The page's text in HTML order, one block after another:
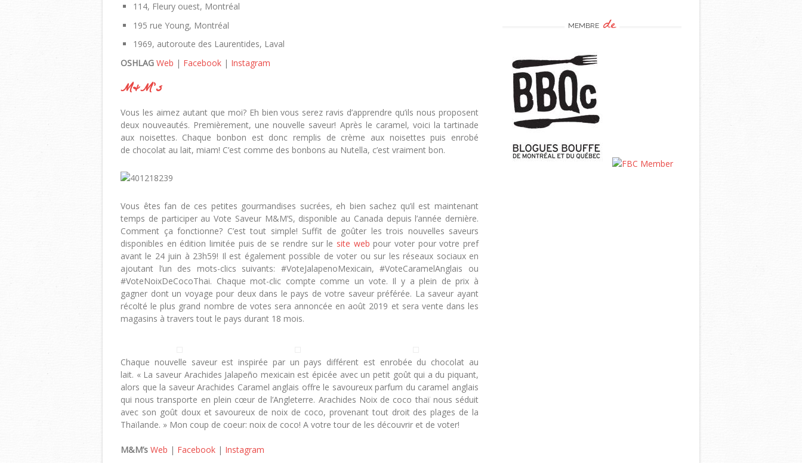
114, Fleury ouest, Montréal
195 rue Young, Montréal
1969, autoroute des Laurentides, Laval
OSHLAG Web | Facebook | Instagram
M&M’s
Vous les aimez autant que moi? Eh bien vous serez ravis d’apprendre qu’ils nous proposent
deux nouveautés. Premièrement, une nouvelle saveur! Après le caramel, voici la tartinade
aux noisettes. Chaque bonbon est donc remplis de crème aux noisettes puis enrobé
de chocolat au lait, miam! C’est comme des bonbons au Nutella, c’est vraiment bon.
Vous êtes fan de ces petites gourmandises sucrées, eh bien sachez qu’il est maintenant
temps de participer au Vote Saveur M&M’S, disponible au Canada depuis l’année dernière.
Comment ça fonctionne? C’est tout simple! Suffit de goûter les trois nouvelles saveurs
disponibles en édition limitée puis de se rendre sur le site web pour voter pour votre pref
avant le 24 juin à 23h59! Il est également possible de voter ou sur les réseaux sociaux en
ajoutant l’un des mots-clics suivants: #VoteJalapenoMexicain, #VoteCaramelAnglais ou
#VoteNoixDeCocoThai. Chaque mot-clic compte comme un vote. Il y a plein de prix à
gagner dont un voyage pour deux dans le pays de votre saveur préférée. La saveur ayant
récolté le plus grand nombre de votes sera annoncée en août 2019 et sera vente dans les
magasins à travers tout le pays durant 18 mois.
Chaque nouvelle saveur est inspirée par un pays différent est enrobée du chocolat au
lait. « La saveur Arachides Jalapeño mexicain est épicée avec un petit goût qui a du piquant,
alors que la saveur Arachides Caramel anglais offre le savoureux parfum du caramel anglais
qui nous transporte en plein cœur de l’Angleterre. Arachides Noix de coco thaï nous séduit
avec son goût doux et savoureux de noix de coco, provenant tout droit des plages de la
Thaïlande. » Mon coup de coeur: noix de coco! A votre tour de les découvrir et de voter!
M&M’s Web | Facebook | Instagram
MEMBRE de